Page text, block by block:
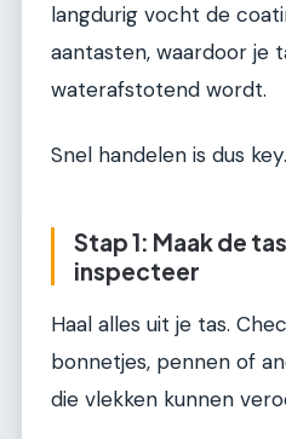
langdurig vocht de
aantasten, waardoor je
waterafstotend wordt.
Snel handelen is dus key.
Stap 1: Maak de
inspecteer
Haal alles uit je tas.
bonnetjes, pennen of
die vlekken kunnen